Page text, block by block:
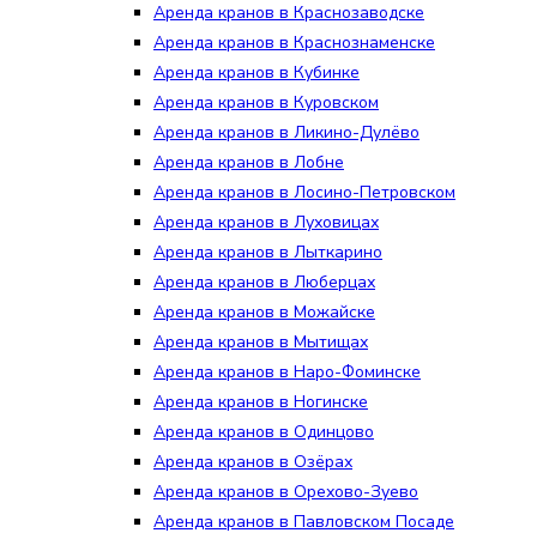
Аренда кранов в Краснозаводске
Аренда кранов в Краснознаменске
Аренда кранов в Кубинке
Аренда кранов в Куровском
Аренда кранов в Ликино-Дулёво
Аренда кранов в Лобне
Аренда кранов в Лосино-Петровском
Аренда кранов в Луховицах
Аренда кранов в Лыткарино
Аренда кранов в Люберцах
Аренда кранов в Можайске
Аренда кранов в Мытищах
Аренда кранов в Наро-Фоминске
Аренда кранов в Ногинске
Аренда кранов в Одинцово
Аренда кранов в Озёрах
Аренда кранов в Орехово-Зуево
Аренда кранов в Павловском Посаде